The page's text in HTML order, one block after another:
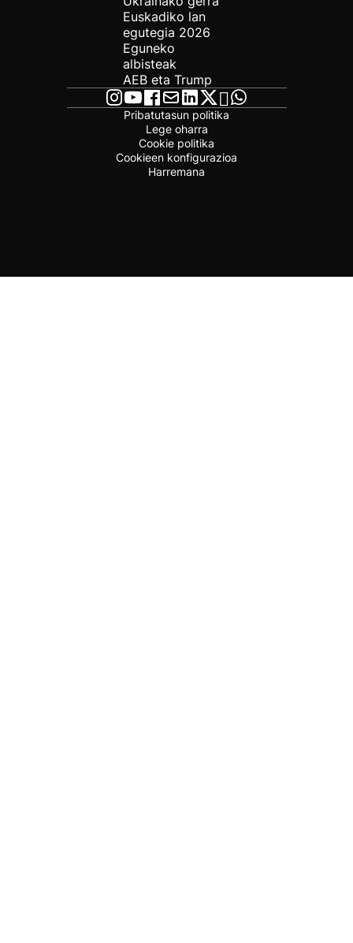
Euskadiko lan
egutegia 2026
Eguneko
albisteak
AEB eta Trump
Pribatutasun politika
Lege oharra
Cookie politika
Cookieen konfigurazioa
Harremana